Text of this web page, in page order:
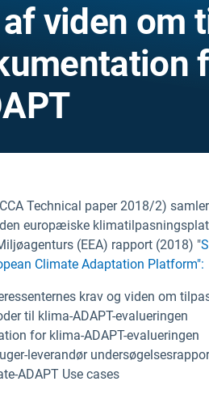
viden om
Technical paper 2018/2)
europæiske
(EEA) rapport (2018) "
Climate Adaptation Platform":
krav og viden om
til klima-ADAPT-evalueringen
for klima-ADAPT-evalueringen
leverandør
ADAPT Use cases